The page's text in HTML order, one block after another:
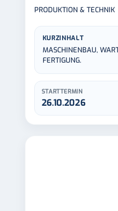
PRODUKTION & TECHNIK
KURZINHALT
MASCHINENBAU,
FERTIGUNG.
STARTTERMIN
26.10.2026